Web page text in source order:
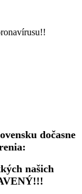
dočasne
našich